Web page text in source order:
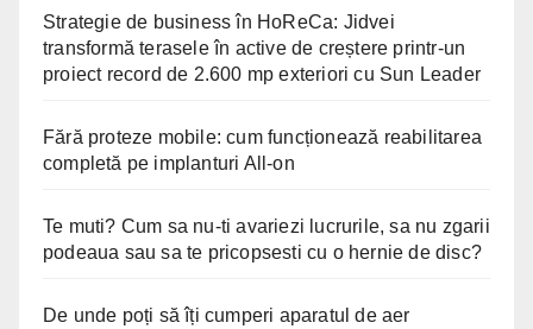
Strategie de business în HoReCa: Jidvei
transformă terasele în active de creștere printr-un
proiect record de 2.600 mp exteriori cu Sun Leader
Fără proteze mobile: cum funcționează reabilitarea
completă pe implanturi All-on
Te muti? Cum sa nu-ti avariezi lucrurile, sa nu zgarii
podeaua sau sa te pricopsesti cu o hernie de disc?
De unde poți să îți cumperi aparatul de aer